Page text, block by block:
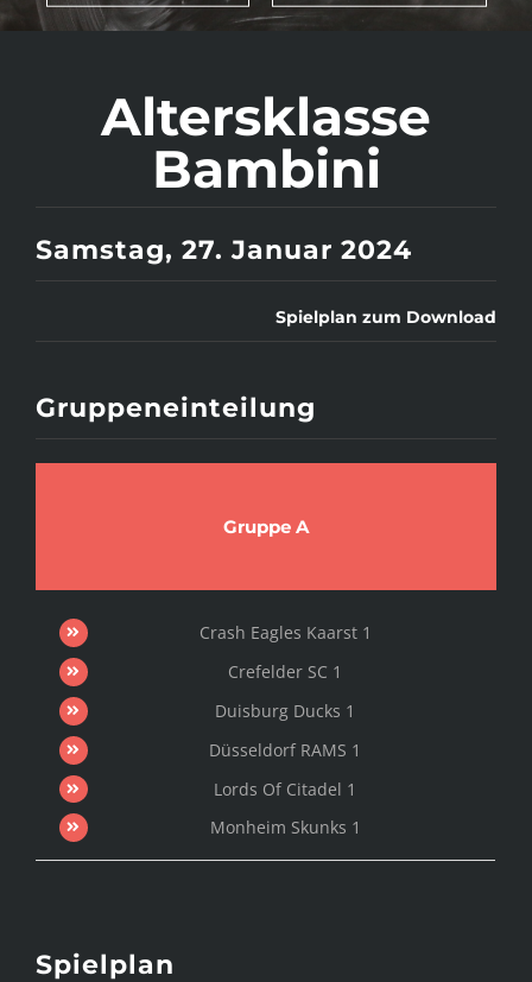
Altersklasse
Bambini
Samstag, 27. Januar 2024
Spielplan zum Download
Gruppeneinteilung
Gruppe A
Crash Eagles Kaarst 1
Crefelder SC 1
Duisburg Ducks 1
Düsseldorf RAMS 1
Lords Of Citadel 1
Monheim Skunks 1
Spielplan